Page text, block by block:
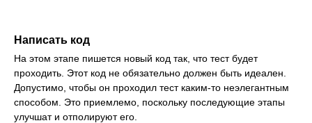
Написать код
На этом этапе пишется новый код так, что тест будет
проходить. Этот код не обязательно должен быть идеален.
Допустимо, чтобы он проходил тест каким-то неэлегантным
способом. Это приемлемо, поскольку последующие этапы
улучшат и отполируют его.